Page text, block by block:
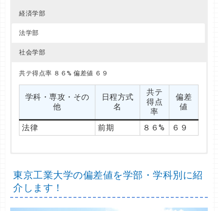
経済学部
法学部
社会学部
他
名
共テ
得点
率
値
商 前期 ８５% ６９
他
名
共テ
得点
率
値
経済 前期 ８５%
６９
経済
後期 ９３% ７４
共テ得点率 ８６% 偏差値 ６９
学科・専攻・その
他
日程方式
名
共テ
得点
率
偏差
値
法律 前期 ８６% ６９
学科・専攻・その
他
日程方式
共テ
率
偏差
東京工業大学の偏差値を学部・学科別に紹
介します！